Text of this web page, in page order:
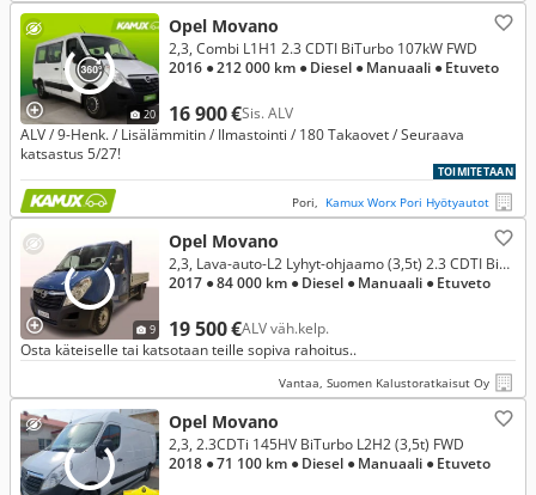
20
Opel Movano
16 900 €Sis. ALV
2,3, Combi L1H1 2.3 CDTI BiTurbo 107kW FWD
2016 ● 212 000 km ● Diesel ● Manuaali ● Etuveto
ALV / 9-Henk. / Lisälämmitin / Ilmastointi / 180 Takaovet / Seuraava
katsastus 5/27!
TOIMITETAAN
Pori, Kamux Worx Pori Hyötyautot
9
Opel Movano
19 500 €ALV väh.kelp.
2,3, Lava-auto-L2 Lyhyt-ohjaamo (3,5t) 2.3 CDTI BiTurbo 107kW MT6 FWD (XZ07)
2017 ● 84 000 km ● Diesel ● Manuaali ● Etuveto
Osta käteiselle tai katsotaan teille sopiva rahoitus..
Vantaa, Suomen Kalustoratkaisut Oy
Opel Movano
2,3, 2.3CDTi 145HV BiTurbo L2H2 (3,5t) FWD
2018 ● 71 100 km ● Diesel ● Manuaali ● Etuveto